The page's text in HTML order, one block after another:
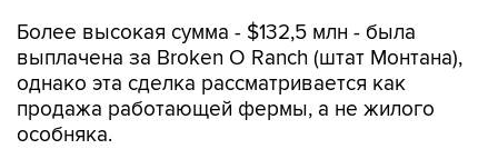
Более высокая сумма - $132,5 млн - была
выплачена за Broken O Ranch (штат Монтана),
однако эта сделка рассматривается как
продажа работающей фермы, а не жилого
особняка.